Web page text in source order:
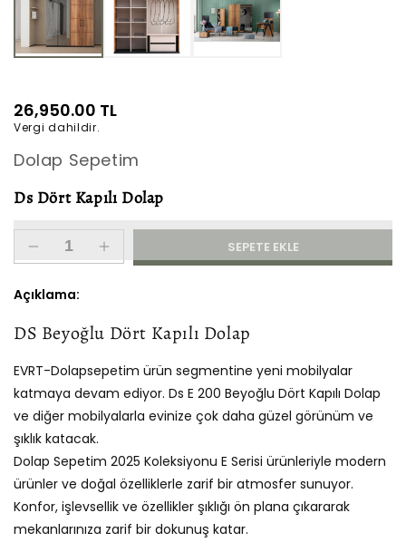
Normal
fiyat
26,950.00 TL
Vergi dahildir.
Dolap Sepetim
Ds Dört Kapılı Dolap
Kapılı
için
adedi
azaltın
Ds
için
artırın
SEPETE EKLE
Açıklama:
DS Beyoğlu Dört Kapılı Dolap
EVRT-Dolapsepetim ürün segmentine yeni mobilyalar
katmaya devam ediyor. Ds E 200 Beyoğlu Dört Kapılı Dolap
ve diğer mobilyalarla evinize çok daha güzel görünüm ve
şıklık katacak.
Dolap Sepetim 2025 Koleksiyonu E Serisi ürünleriyle modern
ürünler ve doğal özelliklerle zarif bir atmosfer sunuyor.
Konfor, işlevsellik ve özellikler şıklığı ön plana çıkararak
mekanlarınıza zarif bir dokunuş katar.